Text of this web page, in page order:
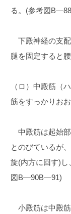
る。(参考図
下殿神経の支
腿を固定すると
（ロ）中殿筋（
筋をすっかりお
中殿筋は起始
とのびているが
旋(内方に回す)
図B―90B―91)
小殿筋は中殿